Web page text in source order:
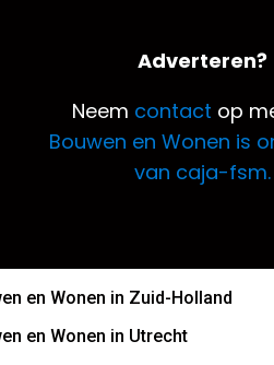
Adverteren?
Neem contact op
Bouwen en Wonen is
van caja-fsm.
en Wonen in Zuid-Holland
en Wonen in Utrecht